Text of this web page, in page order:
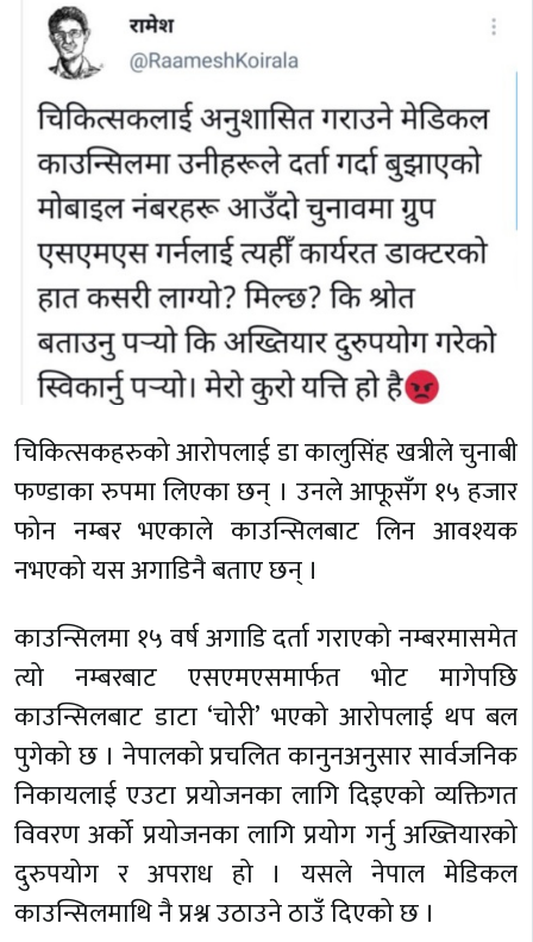
चिकित्सकहरुको आरोपलाई डा कालुसिंह खत्रीले चुनाबी
फण्डाका रुपमा लिएका छन् । उनले आफूसँग १५ हजार
फोन नम्बर भएकाले काउन्सिलबाट लिन आवश्यक
नभएको यस अगाडिनै बताए छन् ।
काउन्सिलमा १५ वर्ष अगाडि दर्ता गराएको नम्बरमासमेत
त्यो नम्बरबाट एसएमएसमार्फत भोट मागेपछि
काउन्सिलबाट डाटा ‘चोरी’ भएको आरोपलाई थप बल
पुगेको छ । नेपालको प्रचलित कानुनअनुसार सार्वजनिक
निकायलाई एउटा प्रयोजनका लागि दिइएको व्यक्तिगत
विवरण अर्को प्रयोजनका लागि प्रयोग गर्नु अख्तियारको
दुरुपयोग र अपराध हो । यसले नेपाल मेडिकल
काउन्सिलमाथि नै प्रश्न उठाउने ठाउँ दिएको छ ।